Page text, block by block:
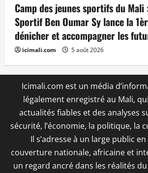
Camp des jeunes sportifs du Mali
Sportif Ben Oumar Sy lance la
dénicher et accompagner les
icimali.com 5 août 2026
Icimali.com est un média
légalement enregistré au Mali,
actualités fiables et des analyses
sécurité, l’économie, la politique, la
Il s’adresse à un large public
couverture nationale, africaine et
un regard ancré dans les réalités